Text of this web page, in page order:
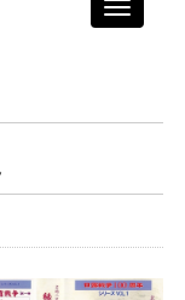
Toggle